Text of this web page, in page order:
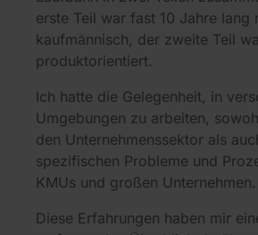
erste Teil war fast 10 Jahre lang
kaufmännisch, der zweite Teil
produktorientiert.
Ich hatte die Gelegenheit, in
Umgebungen zu arbeiten,
den Unternehmenssektor als
spezifischen Probleme und
KMUs und großen Unternehmen.
Diese Erfahrungen haben mir